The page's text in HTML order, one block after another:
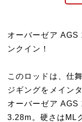
オーバーゼア AGS
ンクイン！
このロッドは、仕
ジギングをメイン
オーバーゼア AGS
3.28m。硬さはML